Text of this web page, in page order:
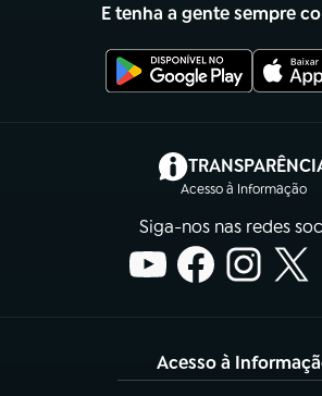
E tenha a gente sempre
Acesso à Informação
(abre
Siga-nos nas redes
Acesso à